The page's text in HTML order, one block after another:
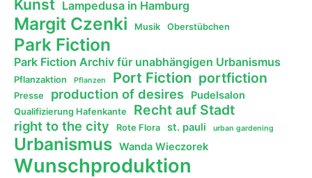
Kunst Lampedusa in Hamburg
Margit Czenki Musik Oberstübchen
Park Fiction
Park Fiction Archiv für unabhängigen Urbanismus
Pflanzaktion Pflanzen Port Fiction portfiction
Presse production of desires Pudelsalon
Qualifizierung Hafenkante Recht auf Stadt
right to the city Rote Flora st. pauli urban gardening
Urbanismus Wanda Wieczorek
Wunschproduktion